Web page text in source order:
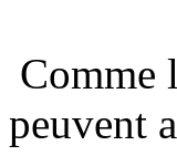
Comme
peuvent